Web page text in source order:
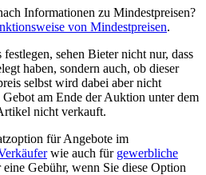
Informationen zu Mindestpreisen?
von Mindestpreisen.
sehen Bieter nicht nur, dass
haben, sondern auch, ob dieser
selbst wird dabei aber nicht
Gebot am Ende der Auktion unter dem
nicht verkauft.
für Angebote im
wie auch für gewerbliche
Gebühr, wenn Sie diese Option